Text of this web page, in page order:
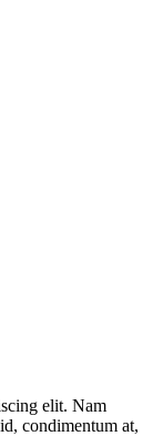
elit. Nam
condimentum at,